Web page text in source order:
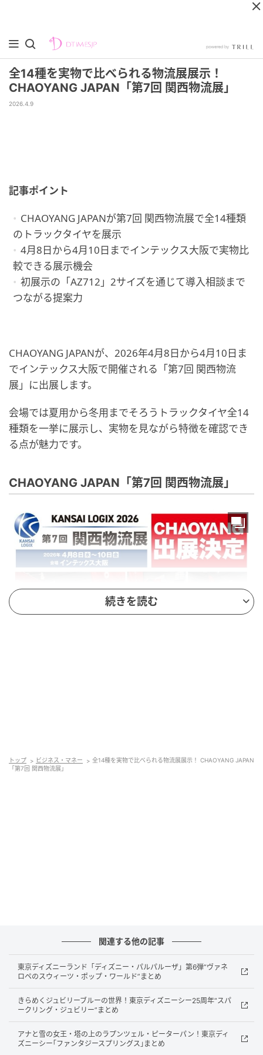
全14種を実物で比べられる物流展展示！
CHAOYANG JAPAN「第7回 関西物流展」
2026.4.9
記事ポイント
CHAOYANG JAPANが第7回 関西物流展で全14種類
のトラックタイヤを展示
4月8日から4月10日までインテックス大阪で実物比
較できる展示機会
初展示の「AZ712」2サイズを通じて導入相談まで
つながる提案力
CHAOYANG JAPANが、2026年4月8日から4月10日ま
でインテックス大阪で開催される「第7回 関西物流
展」に出展します。
会場では夏用から冬用までそろうトラックタイヤ全14
種類を一挙に展示し、実物を見ながら特徴を確認でき
る点が魅力です。
CHAOYANG JAPAN「第7回 関西物流展」
会場：インテックス大阪
ブース番号：B2-18（6号館Bゾーン）
続きを読む
トップ ビジネス・マネー
全14種を実物で比べられる物流展展示！ CHAOYANG JAPAN
「第7回 関西物流展」
関連する他の記事
東京ディズニーランド「ディズニー・パルパルーザ」第6弾“ヴァネ
ロペのスウィーツ・ポップ・ワールド”まとめ
きらめくジュビリーブルーの世界！東京ディズニーシー25周年“スパ
ークリング・ジュビリー”まとめ
アナと雪の女王・塔の上のラプンツェル・ピーターパン！東京ディ
ズニーシー｢ファンタジースプリングス｣まとめ